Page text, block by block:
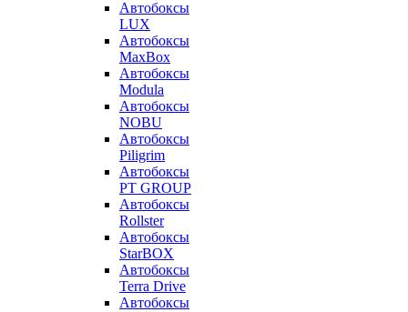
Автобоксы
LUX
Автобоксы
MaxBox
Автобоксы
Modula
Автобоксы
NOBU
Автобоксы
Piligrim
Автобоксы
PT GROUP
Автобоксы
Rollster
Автобоксы
StarBOX
Автобоксы
Terra Drive
Автобоксы